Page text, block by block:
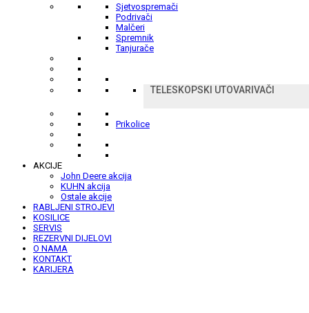
Sjetvospremači
Podrivači
Malčeri
Spremnik
Tanjurače
TELESKOPSKI UTOVARIVAČI
Prikolice
AKCIJE
John Deere akcija
KUHN akcija
Ostale akcije
RABLJENI STROJEVI
KOSILICE
SERVIS
REZERVNI DIJELOVI
O NAMA
KONTAKT
KARIJERA